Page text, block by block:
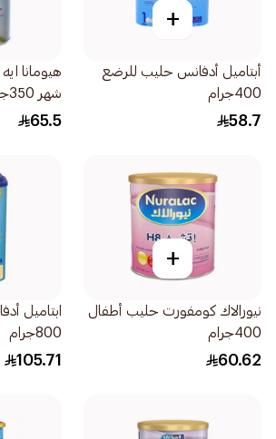
+
أبتاميل أدفانس حليب للرضع
400جرام
58.7
شهر 350جرام
65.5
+
نيورالاك كومفورت حليب أطفال
400جرام
60.62
800جرام
105.71